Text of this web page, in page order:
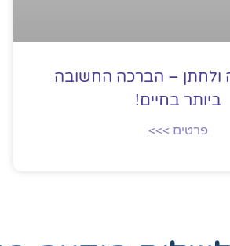
ולחתן – הברכה החשובה
ביותר בחיים!
פרטים >>>